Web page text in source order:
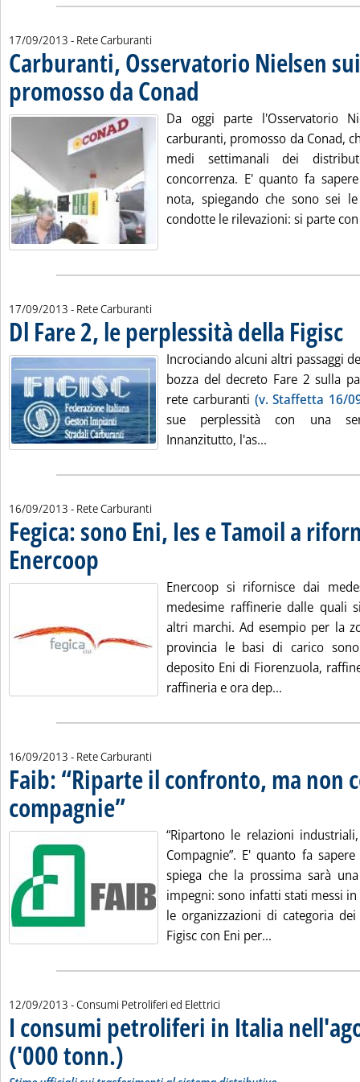
17/09/2013 - Rete Carburanti
Carburanti, Osservatorio Nielsen
promosso da Conad
Da oggi parte l'Osservatorio
carburanti, promosso da Conad,
medi settimanali dei
concorrenza. E' quanto fa
nota, spiegando che sono sei
condotte le rilevazioni: si parte
17/09/2013 - Rete Carburanti
Dl Fare 2, le perplessità della Figisc
Incrociando alcuni altri passaggi
bozza del decreto Fare 2 sulla
rete carburanti (v. Staffetta 16/
sue perplessità con una
Innanzitutto, l'as...
16/09/2013 - Rete Carburanti
Fegica: sono Eni, Ies e Tamoil a
Enercoop
Enercoop si rifornisce dai
medesime raffinerie dalle quali
altri marchi. Ad esempio per la
provincia le basi di carico
deposito Eni di Fiorenzuola,
raffineria e ora dep...
16/09/2013 - Rete Carburanti
Faib: “Riparte il confronto, ma non
compagnie”. Pubblicata lunedì 16 settembre 2013 alle 14.50.
“Ripartono le relazioni
Compagnie”. E' quanto fa
spiega che la prossima sarà
impegni: sono infatti stati messi
le organizzazioni di categoria
Figisc con Eni per...
12/09/2013 - Consumi Petroliferi ed Elettrici
I consumi petroliferi in Italia
('000 tonn.) . Sottotitolo: Stime ufficiali sui trasferimenti al sistema